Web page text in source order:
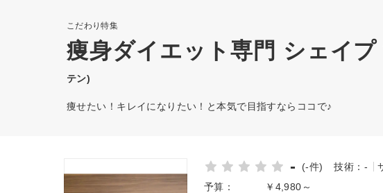
こだわり特集
痩身ダイエット専門 シェイプ
テン)
痩せたい！キレイになりたい！と本気で目指すならココで♪
- (-件) 技術：-
予算：
￥4,980～